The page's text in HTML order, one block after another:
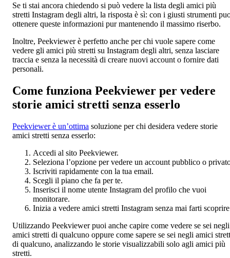
Se ti stai ancora chiedendo si può vedere la lista degli amici più
stretti Instagram degli altri, la risposta è sì: con i giusti strumenti
ottenere queste informazioni pur mantenendo il massimo riserbo.
Inoltre, Peekviewer è perfetto anche per chi vuole sapere come
vedere gli amici più stretti su Instagram degli altri, senza lasciare
traccia e senza la necessità di creare nuovi account o fornire dati
personali.
Come funziona Peekviewer per vedere
storie amici stretti senza esserlo
Peekviewer è un’ottima soluzione per chi desidera vedere storie
amici stretti senza esserlo:
Accedi al sito Peekviewer.
Seleziona l’opzione per vedere un account pubblico o
Iscriviti rapidamente con la tua email.
Scegli il piano che fa per te.
Inserisci il nome utente Instagram del profilo che vuoi
monitorare.
Inizia a vedere amici stretti Instagram senza mai farti
Utilizzando Peekviewer puoi anche capire come vedere se sei negli
amici stretti di qualcuno oppure come sapere se sei negli amici
di qualcuno, analizzando le storie visualizzabili solo agli amici più
stretti.